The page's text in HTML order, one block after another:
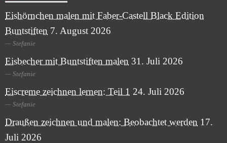
Eishörnchen malen mit Faber-Castell Black Edition
Buntstiften 7. August 2026
Stefanie
Eisbecher mit Buntstiften malen 31. Juli 2026
Stefanie
Eiscreme zeichnen lernen: Teil 1 24. Juli 2026
Stefanie
Draußen zeichnen und malen: Beobachtet werden 17.
Juli 2026